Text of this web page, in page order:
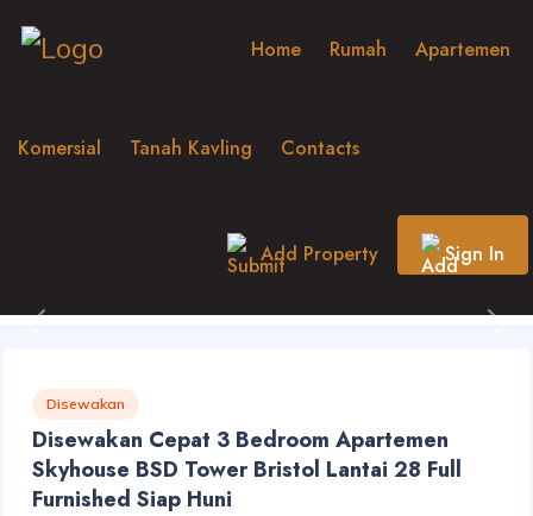
Home Rumah Apartemen
Komersial Tanah Kavling Contacts
Add Property Sign In
Disewakan
Disewakan Cepat 3 Bedroom Apartemen
Skyhouse BSD Tower Bristol Lantai 28 Full
Furnished Siap Huni